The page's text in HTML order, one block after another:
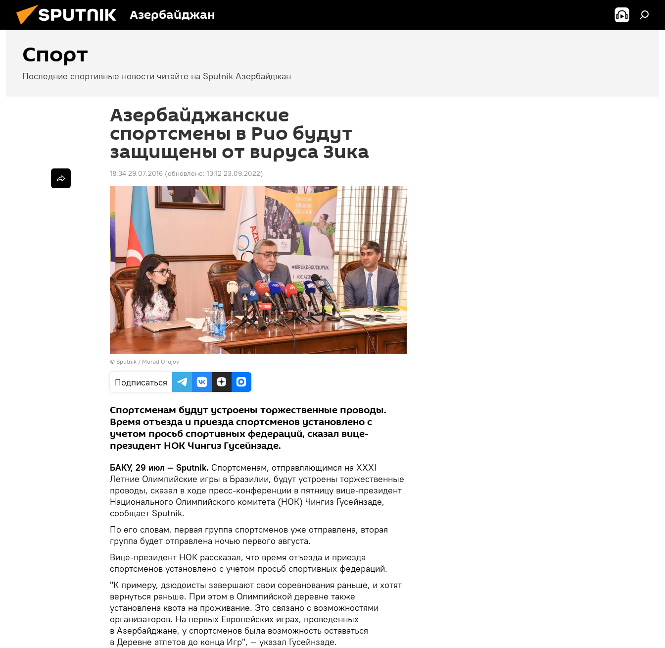
Азербайджан
Спорт
Последние спортивные новости читайте на Sputnik Азербайджан
Азербайджанские
спортсмены в Рио будут
защищены от вируса Зика
18:34 29.07.2016 (обновлено: 13:12 23.09.2022)
© Sputnik / Murad Orujov
Подписаться
Спортсменам будут устроены торжественные проводы.
Время отъезда и приезда спортсменов установлено с
учетом просьб спортивных федераций, сказал вице-
президент НОК Чингиз Гусейнзаде.
БАКУ, 29 июл — Sputnik. Спортсменам, отправляющимся на XXXI
Летние Олимпийские игры в Бразилии, будут устроены торжественные
проводы, сказал в ходе пресс-конференции в пятницу вице-президент
Национального Олимпийского комитета (НОК) Чингиз Гусейнзаде,
сообщает Sputnik.
По его словам, первая группа спортсменов уже отправлена, вторая
группа будет отправлена ночью первого августа.
Вице-президент НОК рассказал, что время отъезда и приезда
спортсменов установлено с учетом просьб спортивных федераций.
"К примеру, дзюдоисты завершают свои соревнования раньше, и хотят
вернуться раньше. При этом в Олимпийской деревне также
установлена квота на проживание. Это связано с возможностями
организаторов. На первых Европейских играх, проведенных
в Азербайджане, у спортсменов была возможность оставаться
в Деревне атлетов до конца Игр", — указал Гусейнзаде.